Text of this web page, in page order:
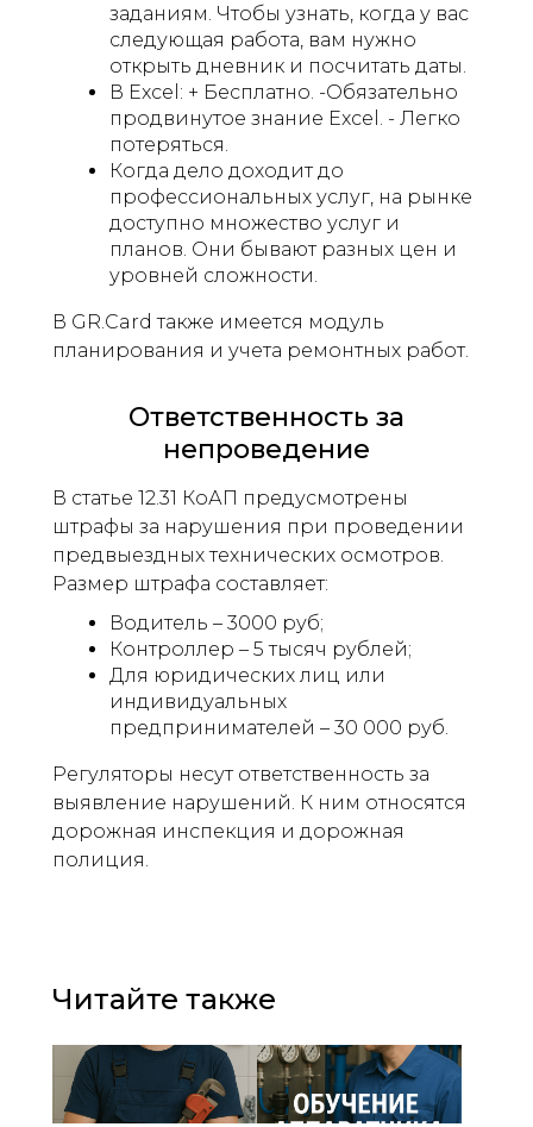
заданиям. Чтобы узнать, когда у вас
следующая работа, вам нужно
открыть дневник и посчитать даты.
В Excel: + Бесплатно. -Обязательно
продвинутое знание Excel. - Легко
потеряться.
Когда дело доходит до
профессиональных услуг, на рынке
доступно множество услуг и
планов. Они бывают разных цен и
уровней сложности.
В GR.Card также имеется модуль
планирования и учета ремонтных работ.
Ответственность за
непроведение
В статье 12.31 КоАП предусмотрены
штрафы за нарушения при проведении
предвыездных технических осмотров.
Размер штрафа составляет:
Водитель – 3000 руб;
Контроллер – 5 тысяч рублей;
Для юридических лиц или
индивидуальных
предпринимателей – 30 000 руб.
Регуляторы несут ответственность за
выявление нарушений. К ним относятся
дорожная инспекция и дорожная
полиция.
Читайте также